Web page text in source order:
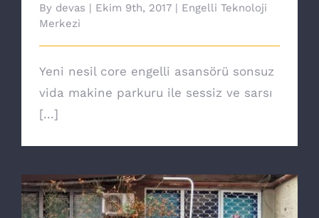
By devas | Ekim 9th, 2017 | Engelli Teknoloji
Merkezi
Yeni nesil core engelli asansörü sonsuz
vida makine parkuru ile sessiz ve sarsı
[...]